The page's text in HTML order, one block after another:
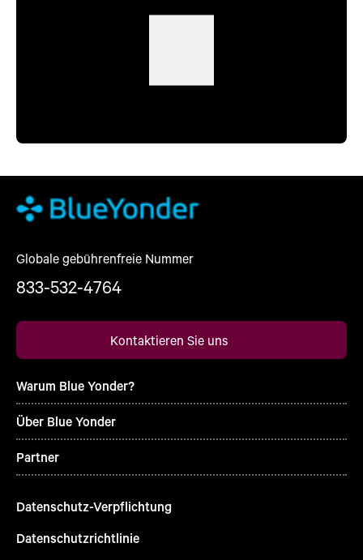
Globale gebührenfreie Nummer
833-532-4764
Kontaktieren Sie uns
Warum Blue Yonder?
Über Blue Yonder
Partner
Datenschutz-Verpflichtung
Datenschutzrichtlinie